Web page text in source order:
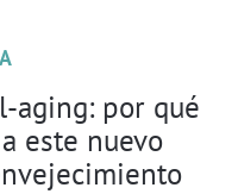
aging: por qué
este nuevo